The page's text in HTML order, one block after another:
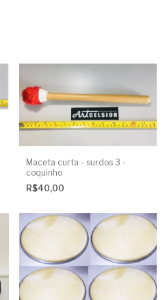
Maceta curta - surdos 3 -
coquinho
R$40,00